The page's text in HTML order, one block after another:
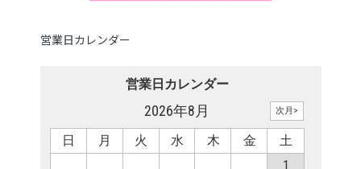
営業日カレンダー